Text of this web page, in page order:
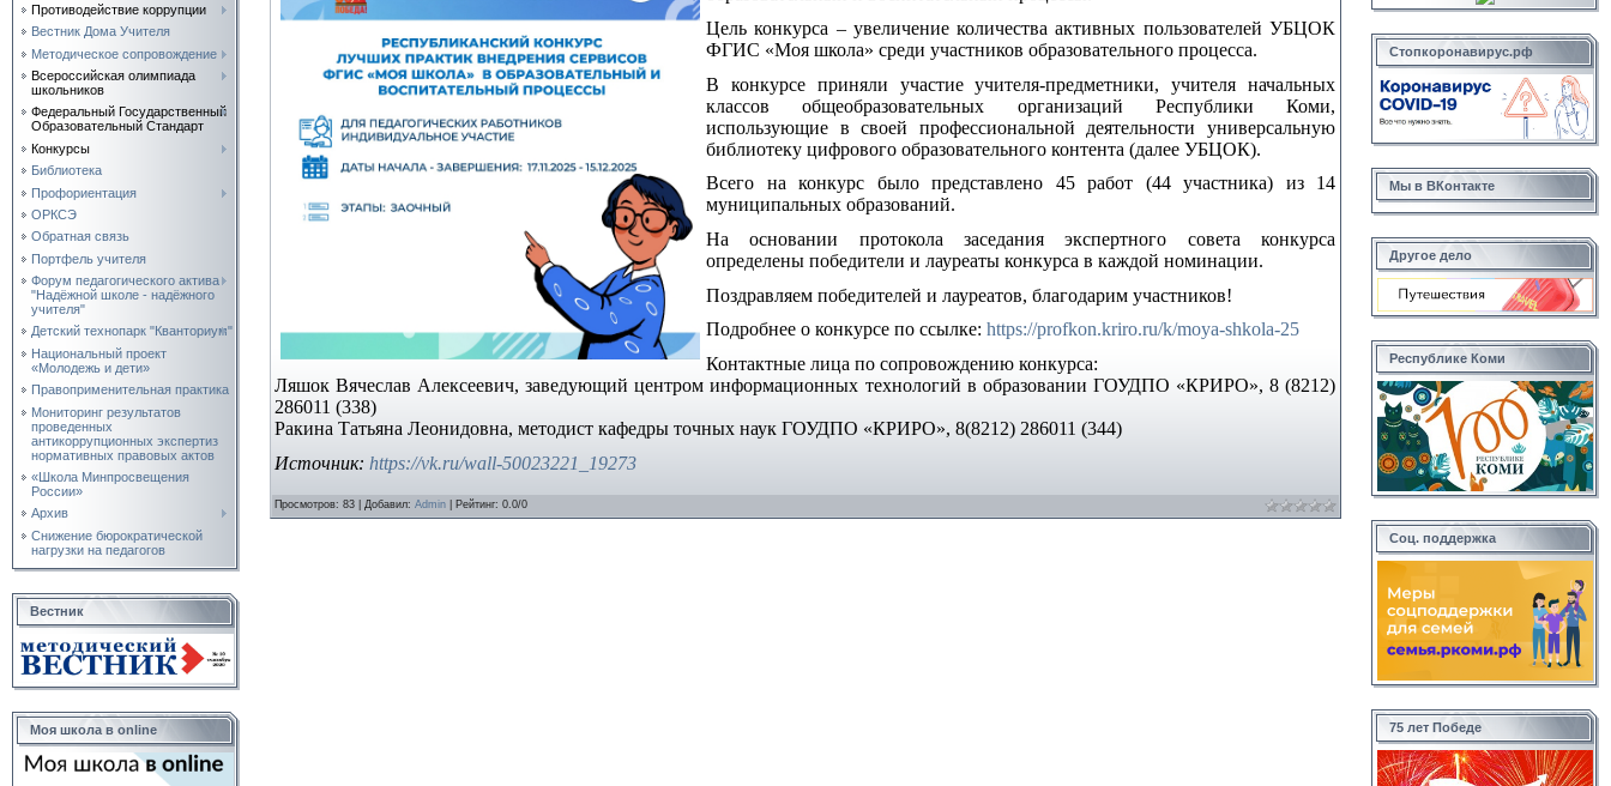
Противодействие коррупции
Вестник Дома Учителя
Методическое сопровождение
Всероссийская олимпиада
школьников
Федеральный Государственный
Образовательный Стандарт
Конкурсы
Библиотека
Профориентация
ОРКСЭ
Обратная связь
Портфель учителя
Форум педагогического актива
"Надёжной школе - надёжного
учителя"
Детский технопарк "Кванториум"
Национальный проект
«Молодежь и дети»
Правоприменительная практика
Мониторинг результатов
проведенных
антикоррупционных экспертиз
нормативных правовых актов
«Школа Минпросвещения
России»
Архив
Снижение бюрократической
нагрузки на педагогов
Вестник
Моя школа в online
Цель конкурса – увеличение количества активных пользователей УБЦОК
ФГИС «Моя школа» среди участников образовательного процесса.
В конкурсе приняли участие учителя-предметники, учителя начальных
классов общеобразовательных организаций Республики Коми,
использующие в своей профессиональной деятельности универсальную
библиотеку цифрового образовательного контента (далее УБЦОК).
Всего на конкурс было представлено 45 работ (44 участника) из 14
муниципальных образований.
На основании протокола заседания экспертного совета конкурса
определены победители и лауреаты конкурса в каждой номинации.
Поздравляем победителей и лауреатов, благодарим участников!
Подробнее о конкурсе по ссылке: https://profkon.kriro.ru/k/moya-shkola-25
Контактные лица по сопровождению конкурса:
Ляшок Вячеслав Алексеевич, заведующий центром информационных технологий в образовании ГОУДПО «КРИРО», 8 (8212)
286011 (338)
Ракина Татьяна Леонидовна, методист кафедры точных наук ГОУДПО «КРИРО», 8(8212) 286011 (344)
Источник: https://vk.ru/wall-50023221_19273
Просмотров: 83 Добавил: Admin Рейтинг: 0.0/0
Стопкоронавирус.рф
Мы в ВКонтакте
Другое дело
Республике Коми
Соц. поддержка
75 лет Победе